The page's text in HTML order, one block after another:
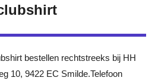
bestellen rechtstreeks bij HH
10, 9422 EC Smilde.Telefoon